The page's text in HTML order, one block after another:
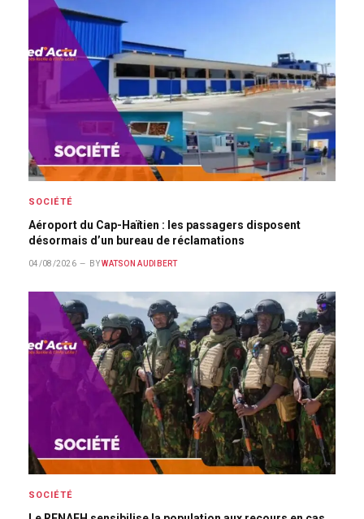
SOCIÉTÉ
Aéroport du Cap-Haïtien : les passagers disposent
désormais d’un bureau de réclamations
04/08/2026 BY WATSON AUDIBERT
SOCIÉTÉ